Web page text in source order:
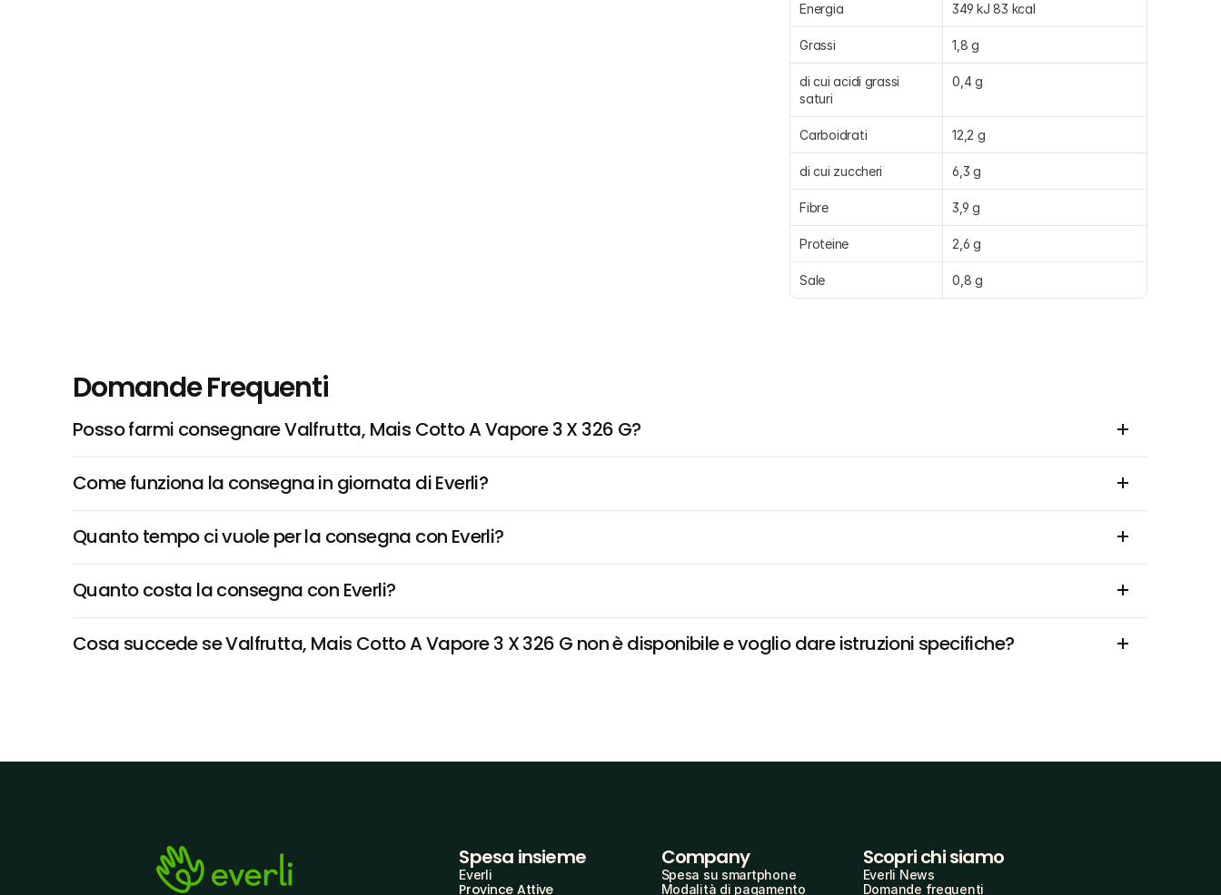
Energia 349 kJ 83 kcal
Grassi 1,8 g
di cui acidi grassi
saturi
0,4 g
Carboidrati 12,2 g
di cui zuccheri 6,3 g
Fibre 3,9 g
Proteine 2,6 g
Sale 0,8 g
Domande Frequenti
Posso farmi consegnare Valfrutta, Mais Cotto A Vapore 3 X 326 G?
Come funziona la consegna in giornata di Everli?
Quanto tempo ci vuole per la consegna con Everli?
Quanto costa la consegna con Everli?
Cosa succede se Valfrutta, Mais Cotto A Vapore 3 X 326 G non è disponibile e voglio dare istruzioni specifiche?
Spesa insieme
Everli
Province Attive
Company
Spesa su smartphone
Modalità di pagamento
Scopri chi siamo
Everli News
Domande frequenti